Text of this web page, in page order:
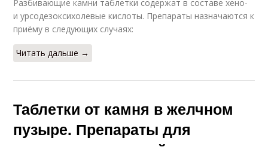
Разбивающие камни таблетки содержат в составе хено-
и урсодезоксихолевые кислоты. Препараты назначаются к
приёму в следующих случаях:
Читать дальше →
Таблетки от камня в желчном
пузыре. Препараты для